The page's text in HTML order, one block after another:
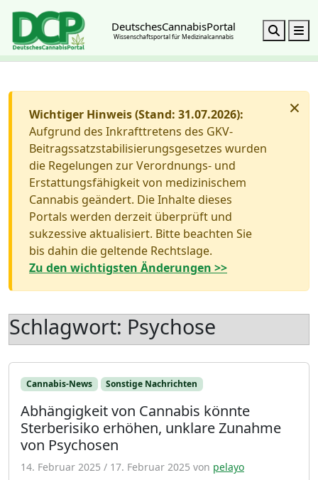
DeutschesCannabisPortal
Wissenschaftsportal für Medizinalcannabis Search
×
Wichtiger Hinweis (Stand: 31.07.2026):
Aufgrund des Inkrafttretens des GKV-
Beitragssatzstabilisierungsgesetzes wurden
die Regelungen zur Verordnungs- und
Erstattungsfähigkeit von medizinischem
Cannabis geändert. Die Inhalte dieses
Portals werden derzeit überprüft und
sukzessive aktualisiert. Bitte beachten Sie
bis dahin die geltende Rechtslage.
Zu den wichtigsten Änderungen >>
Schlagwort: Psychose
Cannabis-News Sonstige Nachrichten
Abhängigkeit von Cannabis könnte
Sterberisiko erhöhen, unklare Zunahme
von Psychosen
14. Februar 2025 / 17. Februar 2025 von pelayo